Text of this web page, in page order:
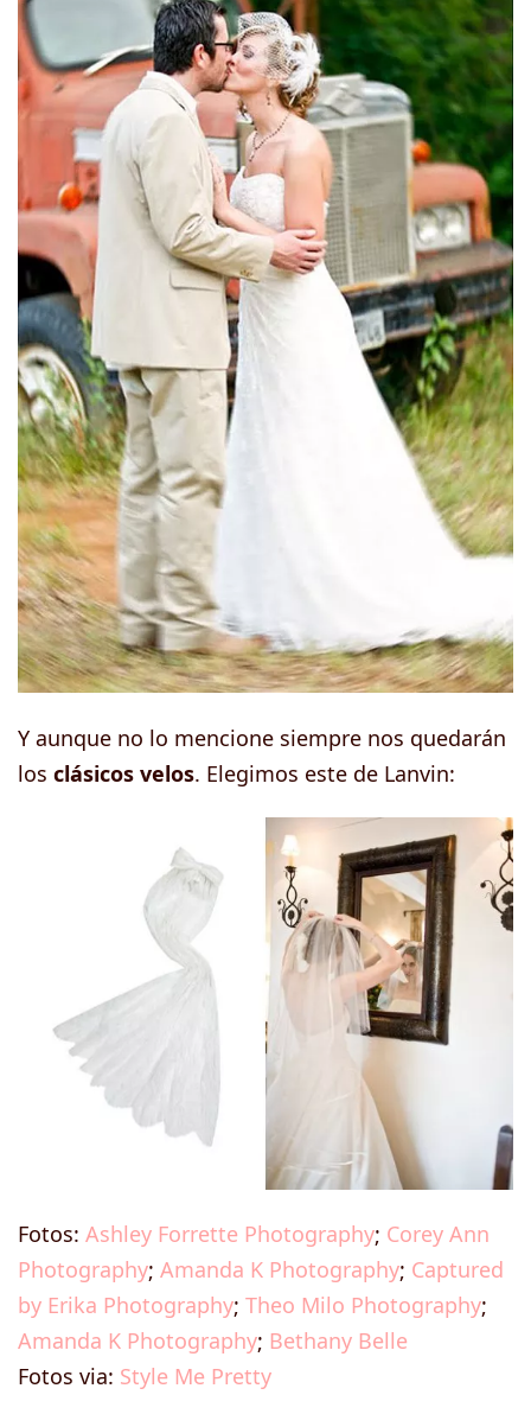
Y aunque no lo mencione siempre nos quedarán
los clásicos velos. Elegimos este de Lanvin:
Fotos: Ashley Forrette Photography; Corey Ann
Photography; Amanda K Photography; Captured
by Erika Photography; Theo Milo Photography;
Amanda K Photography; Bethany Belle
Fotos via: Style Me Pretty